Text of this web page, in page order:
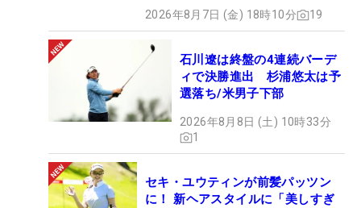
2026年8月7日 (金) 18時10分 19
石川遼は終盤の4連続バーデ
ィで決勝進出 杉浦悠太は予
選落ち/米男子下部
2026年8月8日 (土) 10時33分
1
セキ・ユウティンが前髪パッツン
に！ 新ヘアスタイルに「美しすぎ